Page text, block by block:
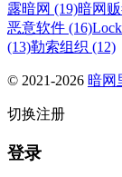
露暗网 (19)暗网
恶意软件 (16)
(13)勒索组织 (12)
© 2021-2026 暗网
切换注册
登录